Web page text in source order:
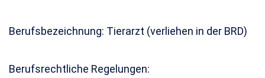
Berufsbezeichnung: Tierarzt (verliehen in der BRD)
Berufsrechtliche Regelungen: